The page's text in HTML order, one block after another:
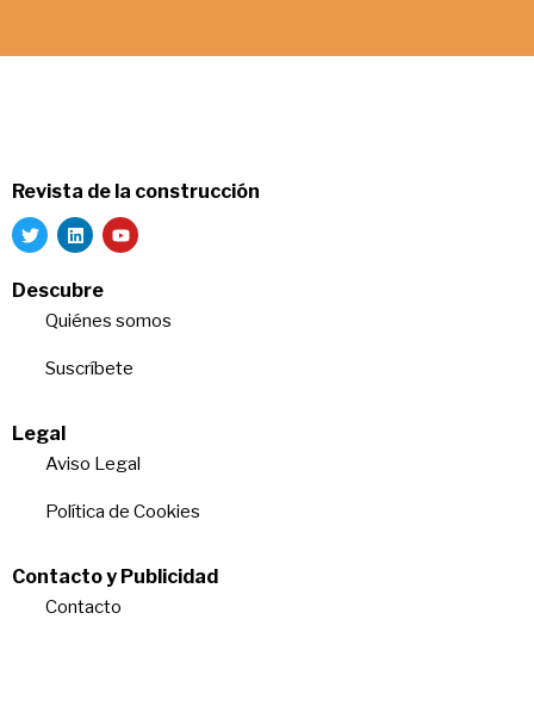
Revista de la construcción
Descubre
Quiénes somos
Suscríbete
Legal
Aviso Legal
Política de Cookies
Contacto y Publicidad
Contacto